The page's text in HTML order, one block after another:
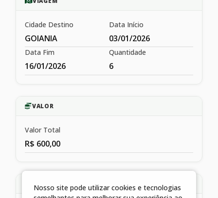
Cidade Destino
GOIANIA
Data Início
03/01/2026
Data Fim
16/01/2026
Quantidade
6
VALOR
Valor Total
R$ 600,00
HISTÓRICO
Nosso site pode utilizar cookies e tecnologias